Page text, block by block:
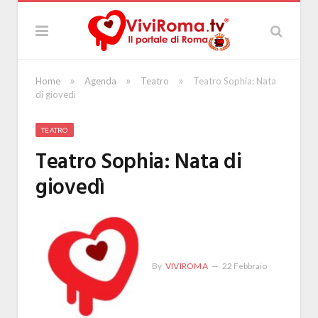
Home » Agenda » Teatro »
Teatro Sophia: Nata
di giovedì
TEATRO
Teatro Sophia: Nata di
giovedì
By VIVIROMA 22 Febbraio